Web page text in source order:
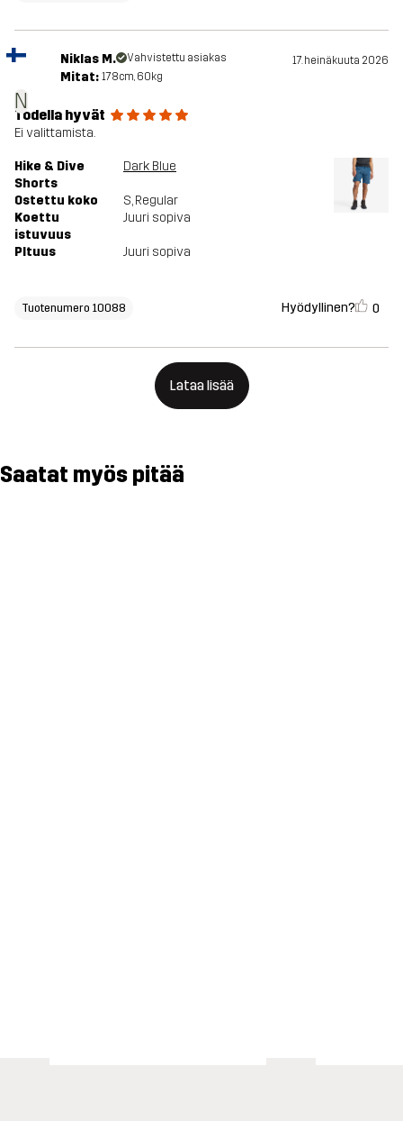
N
Niklas M. Vahvistettu asiakas 17. heinäkuuta 2026
Mitat: 178cm, 60kg
Todella hyvät
Ei valittamista.
Hike & Dive
Shorts
Dark Blue
Ostettu koko S, Regular
Koettu
istuvuus
Juuri sopiva
PItuus Juuri sopiva
Tuotenumero 10088 Hyödyllinen? 0
Lataa lisää
Saatat myös pitää